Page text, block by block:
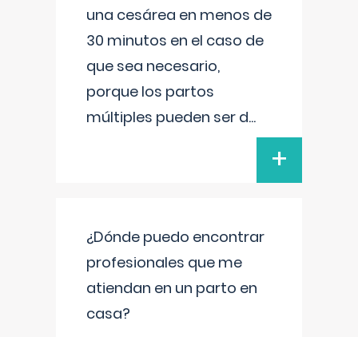
una cesárea en menos de
30 minutos en el caso de
que sea necesario,
porque los partos
múltiples pueden ser d...
+
¿Dónde puedo encontrar
profesionales que me
atiendan en un parto en
casa?